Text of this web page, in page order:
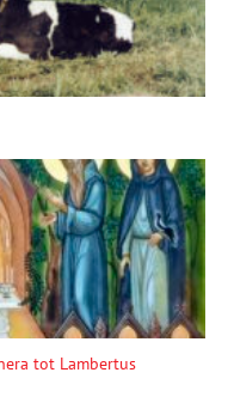
tot Lambertus